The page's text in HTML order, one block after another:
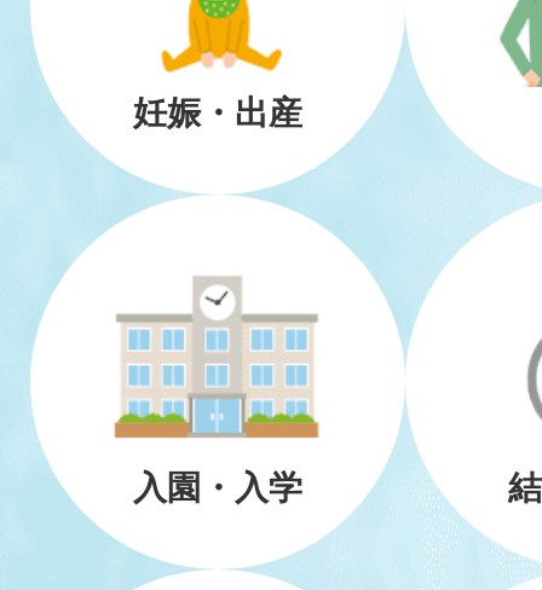
妊娠・出産
入園・入学